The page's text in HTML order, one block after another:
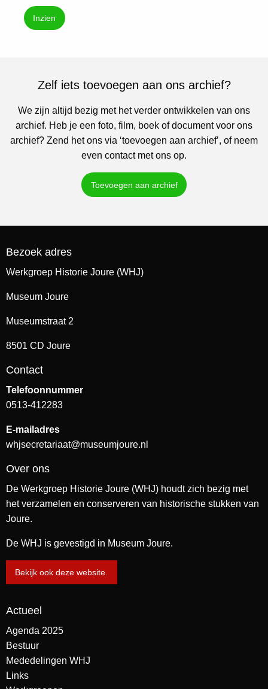
Inzien
Zelf iets toevoegen aan ons archief?
We zijn altijd bezig met het verder ontwikkelen van ons
archief. Heb je een foto, film, boek of document voor ons
archief? Zend het ons via ‘toevoegen aan archief’, of neem
even contact met ons op.
Toevoegen aan archief
Bezoek adres
Werkgroep Historie Joure (WHJ)
Museum Joure
Museumstraat 2
8501 CD Joure
Contact
Telefoonnummer
0513-412283
E-mailadres
whjsecretariaat@museumjoure.nl
Over ons
De Werkgroep Historie Joure (WHJ) houdt zich bezig met
het verzamelen en conserveren van historische stukken van
Joure.
De WHJ is gevestigd in Museum Joure.
Bekijk ook deze website.
Actueel
Agenda 2025
Bestuur
Mededelingen WHJ
Links